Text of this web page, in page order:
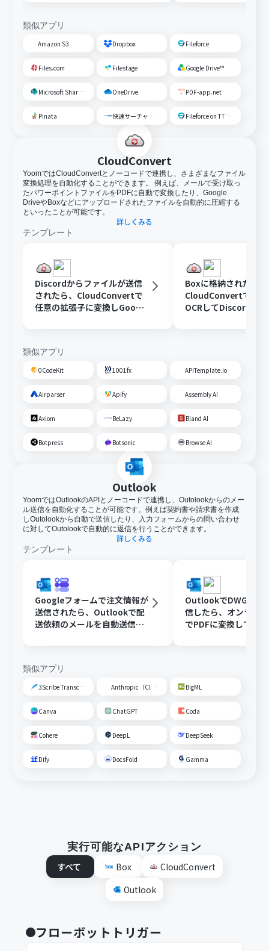
類似アプリ
Amazon S3 Dropbox Fileforce
Files.com Filestage Google Drive™
Microsoft SharePoint OneDrive PDF-app.net
Pinata 快速サーチャーGX Fileforce on TTS Cloud
CloudConvert
YoomではCloudConvertとノーコードで連携し、さまざまなファイル
変換処理を自動化することができます。 例えば、メールで受け取っ
たパワーポイントファイルをPDFに自動で変換したり、Google
DriveやBoxなどにアップロードされたファイルを自動的に圧縮する
といったことが可能です。
詳しくみる
テンプレート
Discordからファイルが送信
されたら、CloudConvertで
任意の拡張子に変換しGoogle
Boxに格納されたフ
CloudConvertで変
OCRしてDiscordに
類似アプリ
0CodeKit 1001fx APITemplate.io
Airparser Apify Assembly AI
Axiom BeLazy Bland AI
Botpress Botsonic Browse AI
Outlook
YoomではOutlookのAPIとノーコードで連携し、Outolookからのメー
ル送信を自動化することが可能です。例えば契約書や請求書を作成
しOutolookから自動で送信したり、入力フォームからの問い合わせ
に対してOutolookで自動的に返信を行うことができます。
詳しくみる
テンプレート
Googleフォームで注文情報が
送信されたら、Outlookで配
送依頼のメールを自動送信す
OutlookでDWGファ
信したら、オンライ
でPDFに変換して
類似アプリ
3Scribe Transcription Anthropic（Claude） BigML
Canva ChatGPT Coda
Cohere DeepL DeepSeek
Dify DocsFold Gamma
実行可能なAPIアクション
すべて
Box
CloudConvert
Outlook
フローボットトリガー